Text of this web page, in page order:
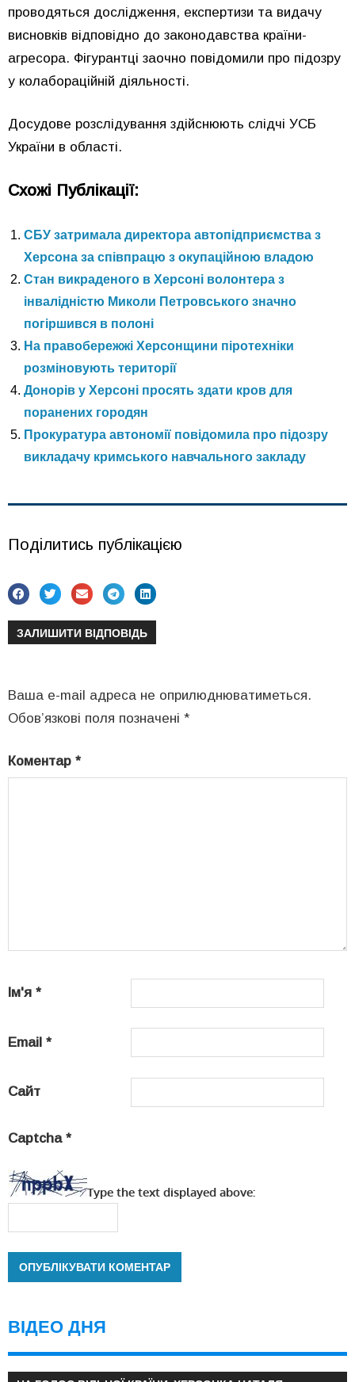
проводяться дослідження, експертизи та видачу
висновків відповідно до законодавства країни-
агресора. Фігурантці заочно повідомили про підозру
у колабораційній діяльності.
Досудове розслідування здійснюють слідчі УСБ
України в області.
Схожі Публікації:
СБУ затримала директора автопідприємства з
Херсона за співпрацю з окупаційною владою
Стан викраденого в Херсоні волонтера з
інвалідністю Миколи Петровського значно
погіршився в полоні
На правобережжі Херсонщини піротехніки
розміновують території
Донорів у Херсоні просять здати кров для
поранених городян
Прокуратура автономії повідомила про підозру
викладачу кримського навчального закладу
Поділитись публікацією
ЗАЛИШИТИ ВІДПОВІДЬ
Ваша e-mail адреса не оприлюднюватиметься.
Обов’язкові поля позначені *
Коментар *
Ім'я *
Email *
Сайт
Captcha *
Type the text displayed above:
ВІДЕО ДНЯ